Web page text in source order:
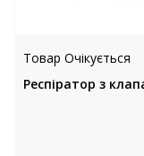
Товар Очікується
Респіратор з